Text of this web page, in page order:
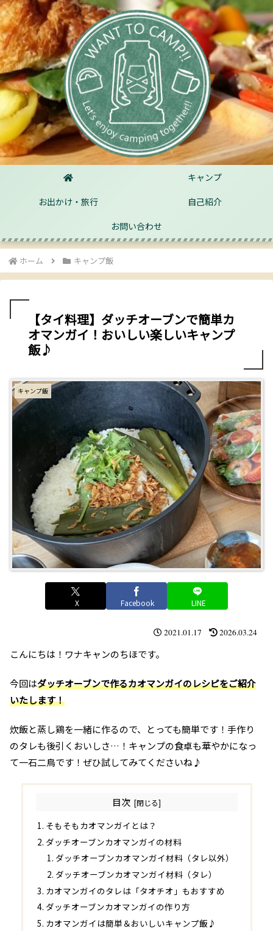
キャンプ
お出かけ・旅行
自己紹介
お問い合わせ
ホーム キャンプ飯
【タイ料理】ダッチオーブンで簡単カ
オマンガイ！おいしい楽しいキャンプ
飯♪
キャンプ飯
X Facebook LINE
2021.01.17 2026.03.24
こんにちは！ワナキャンのちほです。
今回はダッチオーブンで作るカオマンガイのレシピをご紹介
いたします！
炊飯と蒸し鶏を一緒に作るので、とっても簡単です！手作り
のタレも後引くおいしさ…！キャンプの食卓も華やかになっ
て一石二鳥です！ぜひ試してみてくださいね♪
目次
そもそもカオマンガイとは？
ダッチオーブンカオマンガイの材料
ダッチオーブンカオマンガイ材料（タレ以外）
ダッチオーブンカオマンガイ材料（タレ）
カオマンガイのタレは「タオチオ」もおすすめ
ダッチオーブンカオマンガイの作り方
カオマンガイは簡単＆おいしいキャンプ飯♪